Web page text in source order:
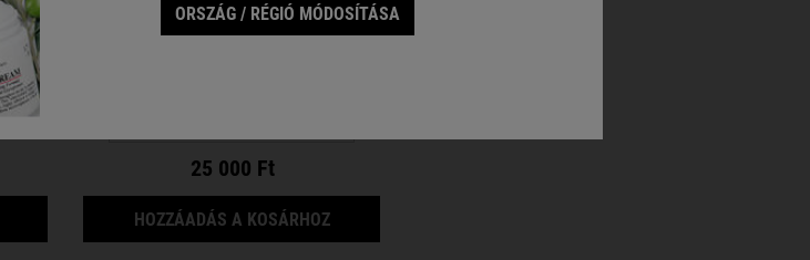
A(Z) “MADE FOR ALL” GENTLE BODY CLEANSER ELÉRHETŐ
Gazdag, nem zsíros testápoló kakaóvajjal és
béta-karotinnal.
25 000 Ft
HOZZÁADÁS A KOSÁRHOZCREME DE CORPS
ORSZÁG / RÉGIÓ MÓDOSÍTÁSA